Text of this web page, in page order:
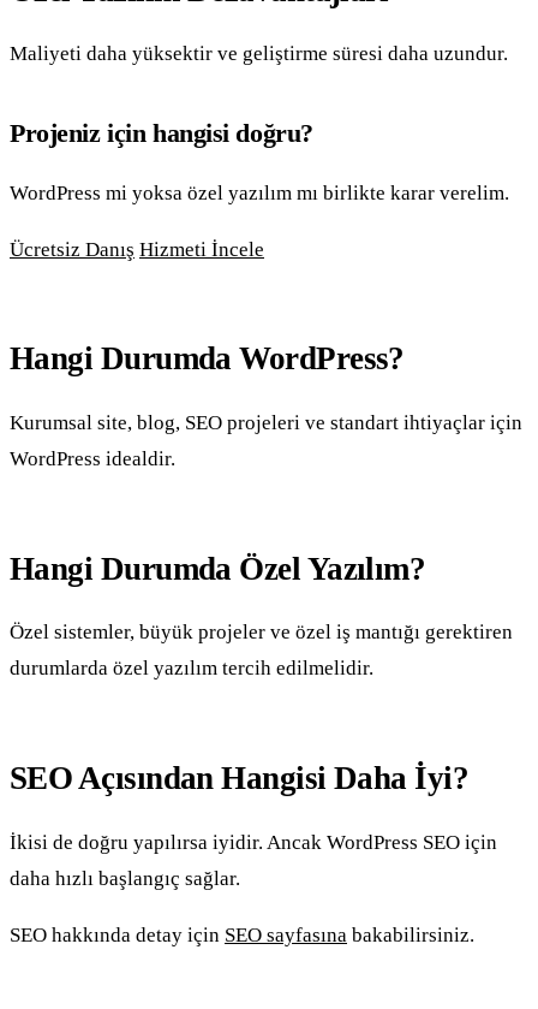
Maliyeti daha yüksektir ve geliştirme süresi daha uzundur.
Projeniz için hangisi doğru?
WordPress mi yoksa özel yazılım mı birlikte karar verelim.
Ücretsiz Danış Hizmeti İncele
Hangi Durumda WordPress?
Kurumsal site, blog, SEO projeleri ve standart ihtiyaçlar için
WordPress idealdir.
Hangi Durumda Özel Yazılım?
Özel sistemler, büyük projeler ve özel iş mantığı gerektiren
durumlarda özel yazılım tercih edilmelidir.
SEO Açısından Hangisi Daha İyi?
İkisi de doğru yapılırsa iyidir. Ancak WordPress SEO için
daha hızlı başlangıç sağlar.
SEO hakkında detay için SEO sayfasına bakabilirsiniz.